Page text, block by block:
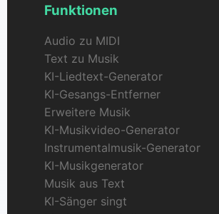
Funktionen
Audio zu MIDI
Text zu Musik
KI-Liedtext-Generator
KI-Gesangs-Entferner
Erweitere Musik
KI-Musikvideo-Generator
Instrumentalmusik-Generator
KI-Musikgenerator
Musik aus Text
KI-Sänger singt